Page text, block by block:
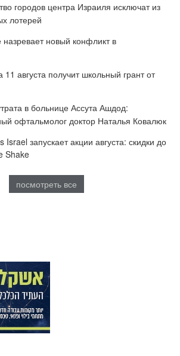
городов центра Израиля исключат из
лотерей
новый конфликт в
11 августа получит школьный грант от
в больнице Ассута Ашдод:
офтальмолог доктор Наталья Ковалюк
Israel запускает акции августа: скидки до
Shake
посмотреть все